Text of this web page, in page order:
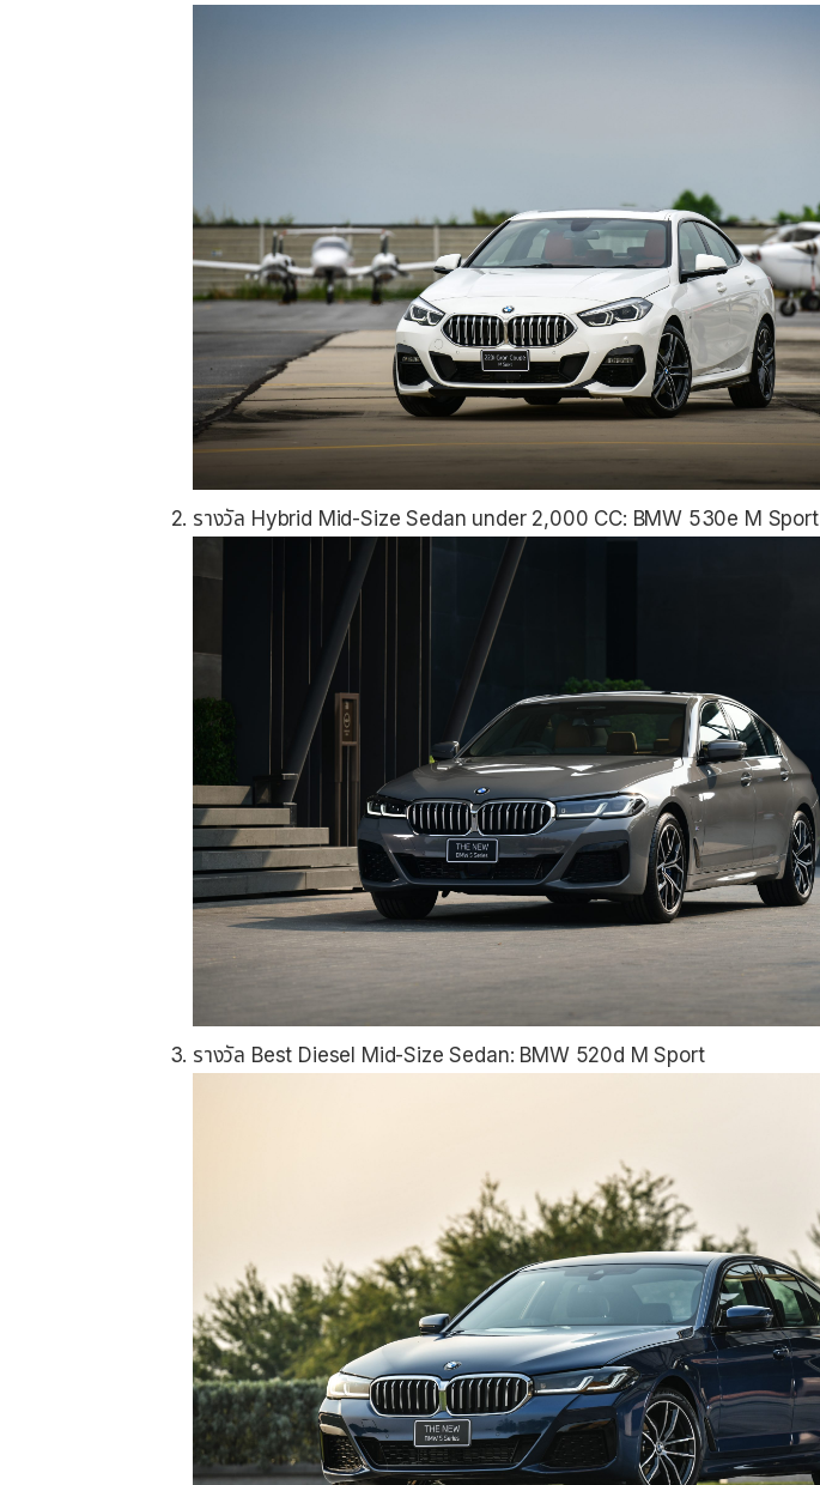
รางวัล Hybrid Mid-Size Sedan under 2,000 CC: BMW 530e M Sport
รางวัล Best Diesel Mid-Size Sedan: BMW 520d M Sport